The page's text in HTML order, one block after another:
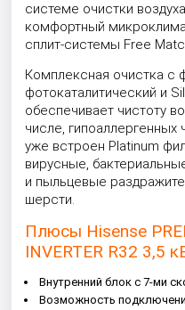
системе очистки
комфортный
сплит-системы Free
Комплексная очистка с
фотокаталитический и
обеспечивает чистоту
числе, гипоаллергенных
уже встроен Platinum
вирусные,
и пыльцевые
шерсти.
Плюсы Hisense
INVERTER R32 3,5
Внутренний блок с 7-ми
Возможность